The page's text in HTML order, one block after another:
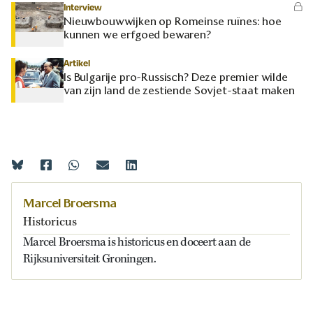
Interview
Nieuwbouwwijken op Romeinse ruïnes: hoe
kunnen we erfgoed bewaren?
Artikel
Is Bulgarije pro-Russisch? Deze premier wilde
van zijn land de zestiende Sovjet-staat maken
Marcel Broersma
Historicus
Marcel Broersma is historicus en doceert aan de
Rijksuniversiteit Groningen.